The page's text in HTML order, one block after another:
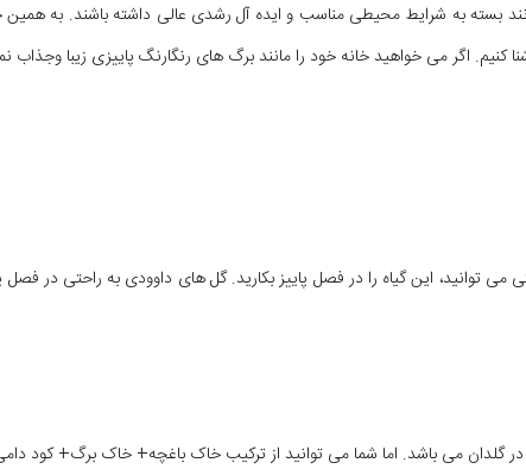
بسته به شرایط محیطی مناسب و ایده آل رشدی عالی داشته باشند. به
کنیم. اگر می خواهید خانه خود را مانند برگ های رنگارنگ پاییزی زیبا وجذاب
می توانید، این گیاه را در فصل پاییز بکارید. گل های داوودی به راحتی
می باشد. اما شما می توانید از ترکیب خاک باغچه+ خاک برگ+ کود